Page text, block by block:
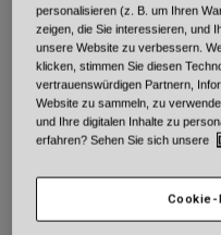
ausgewählt
Größe
S M L
personalisieren (z. B. um Ihren
zeigen, die Sie interessieren, und
unsere Website zu verbessern.
klicken, stimmen Sie diesen
vertrauenswürdigen Partnern,
Website zu sammeln, zu
und Ihre digitalen Inhalte zu
erfahren? Sehen Sie sich unsere